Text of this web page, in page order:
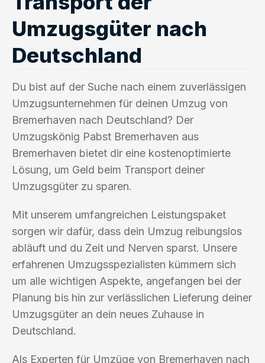
Umzugsgüter nach
Deutschland
Du bist auf der Suche nach einem zuverlässigen
Umzugsunternehmen für deinen Umzug von
Bremerhaven nach Deutschland? Der
Umzugskönig Pabst Bremerhaven aus
Bremerhaven bietet dir eine kostenoptimierte
Lösung, um Geld beim Transport deiner
Umzugsgüter zu sparen.
Mit unserem umfangreichen Leistungspaket
sorgen wir dafür, dass dein Umzug reibungslos
abläuft und du Zeit und Nerven sparst. Unsere
erfahrenen Umzugsspezialisten kümmern sich
um alle wichtigen Aspekte, angefangen bei der
Planung bis hin zur verlässlichen Lieferung deiner
Umzugsgüter an dein neues Zuhause in
Deutschland.
Als Experten für Umzüge von Bremerhaven nach